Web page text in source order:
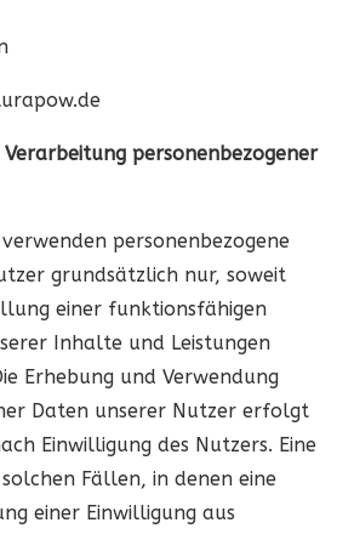
personenbezogener
personenbezogene
grundsätzlich nur, soweit
einer funktionsfähigen
Inhalte und Leistungen
Erhebung und Verwendung
Daten unserer Nutzer erfolgt
Einwilligung des Nutzers. Eine
Fällen, in denen eine
einer Einwilligung aus